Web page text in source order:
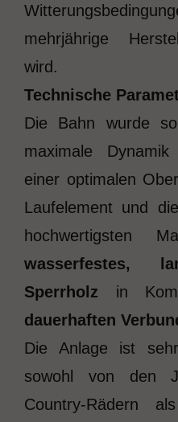
mehrjährige
wird.
Technische
Die Bahn wurde
maximale
einer optimalen
Laufelement und
hochwertigsten
wasserfestes,
Sperrholz in
dauerhaften
Die Anlage ist
sowohl von den
Country-Rädern